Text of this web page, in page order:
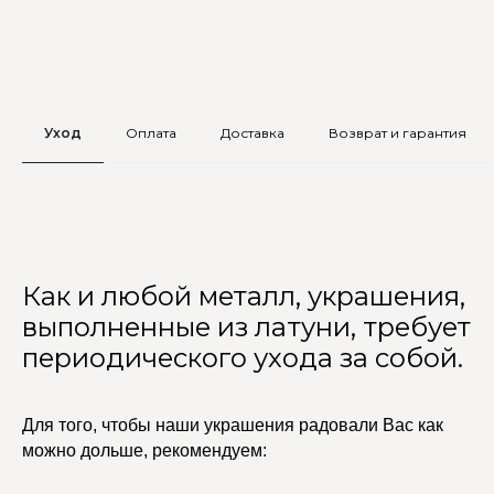
Уход Оплата Доставка Возврат и гарантия
Как и любой металл, украшения,
выполненные из латуни, требует
периодического ухода за собой.
Для того, чтобы наши украшения радовали Вас как
можно дольше, рекомендуем: